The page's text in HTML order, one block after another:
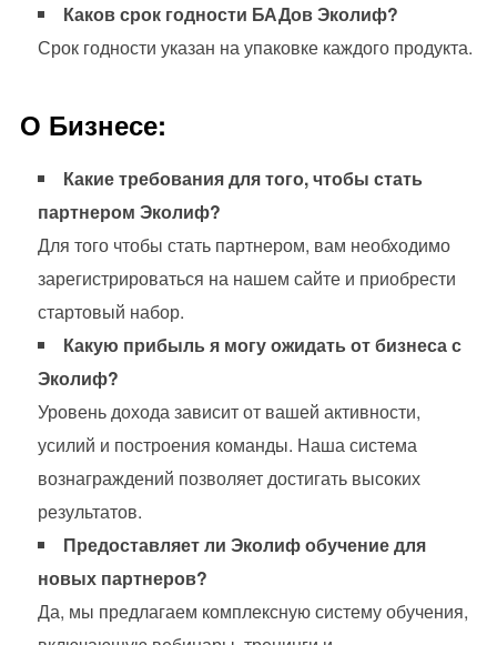
Каков срок годности БАДов Эколиф?
Срок годности указан на упаковке каждого продукта.
О Бизнесе:
Какие требования для того, чтобы стать
партнером Эколиф?
Для того чтобы стать партнером, вам необходимо
зарегистрироваться на нашем сайте и приобрести
стартовый набор.
Какую прибыль я могу ожидать от бизнеса с
Эколиф?
Уровень дохода зависит от вашей активности,
усилий и построения команды. Наша система
вознаграждений позволяет достигать высоких
результатов.
Предоставляет ли Эколиф обучение для
новых партнеров?
Да, мы предлагаем комплексную систему обучения,